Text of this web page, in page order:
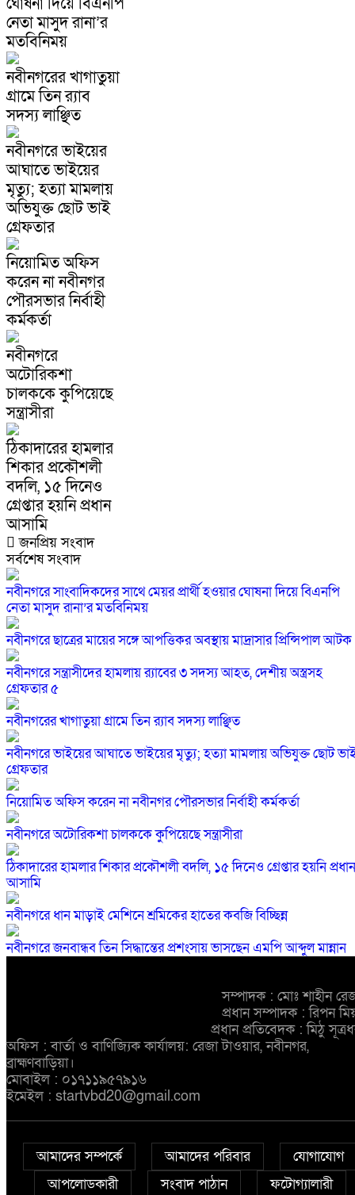
ঘোষনা দিয়ে বিএনপি
নেতা মাসুদ রানা’র
মতবিনিময়
নবীনগরের খাগাতুয়া
গ্রামে তিন র‍্যাব
সদস্য লাঞ্ছিত
নবীনগরে ভাইয়ের
আঘাতে ভাইয়ের
মৃত্যু; হত্যা মামলায়
অভিযুক্ত ছোট ভাই
গ্রেফতার
নিয়োমিত অফিস
করেন না নবীনগর
পৌরসভার নির্বাহী
কর্মকর্তা
নবীনগরে
অটোরিকশা
চালককে কুপিয়েছে
সন্ত্রাসীরা
ঠিকাদারের হামলার
শিকার প্রকৌশলী
বদলি, ১৫ দিনেও
গ্রেপ্তার হয়নি প্রধান
আসামি
জনপ্রিয় সংবাদ
সর্বশেষ সংবাদ
নবীনগরে সাংবাদিকদের সাথে মেয়র প্রার্থী হওয়ার ঘোষনা দিয়ে বিএনপি
নেতা মাসুদ রানা’র মতবিনিময়
নবীনগরে ছাত্রের মায়ের সঙ্গে আপত্তিকর অবস্থায় মাদ্রাসার প্রিন্সিপাল আটক
নবীনগরে সন্ত্রাসীদের হামলায় র‍্যাবের ৩ সদস্য আহত, দেশীয় অস্ত্রসহ
গ্রেফতার ৫
নবীনগরের খাগাতুয়া গ্রামে তিন র‍্যাব সদস্য লাঞ্ছিত
নবীনগরে ভাইয়ের আঘাতে ভাইয়ের মৃত্যু; হত্যা মামলায় অভিযুক্ত ছোট
গ্রেফতার
নিয়োমিত অফিস করেন না নবীনগর পৌরসভার নির্বাহী কর্মকর্তা
নবীনগরে অটোরিকশা চালককে কুপিয়েছে সন্ত্রাসীরা
ঠিকাদারের হামলার শিকার প্রকৌশলী বদলি, ১৫ দিনেও গ্রেপ্তার হয়নি প্রধান
আসামি
নবীনগরে ধান মাড়াই মেশিনে শ্রমিকের হাতের কবজি বিচ্ছিন্ন
নবীনগরে জনবান্ধব তিন সিদ্ধান্তের প্রশংসায় ভাসছেন এমপি আব্দুল মান্নান
সম্পাদক : মোঃ শাহীন
প্রধান সম্পাদক : রিপন
প্রধান প্রতিবেদক : মিঠু
অফিস : বার্তা ও বাণিজ্যিক কার্যালয়: রেজা টাওয়ার, নবীনগর,
ব্রাহ্মণবাড়িয়া।
মোবাইল : ০১৭১১৯৫৭৯১৬
ইমেইল : startvbd20@gmail.com
আমাদের সম্পর্কে আমাদের পরিবার
যোগাযোগ
আপলোডকারী
সংবাদ পাঠান
ফটোগ্যালারী